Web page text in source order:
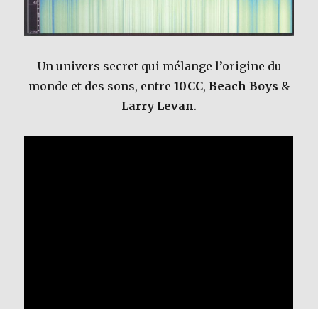
Un univers secret qui mélange l’origine du
monde et des sons, entre 10CC, Beach Boys &
Larry Levan.